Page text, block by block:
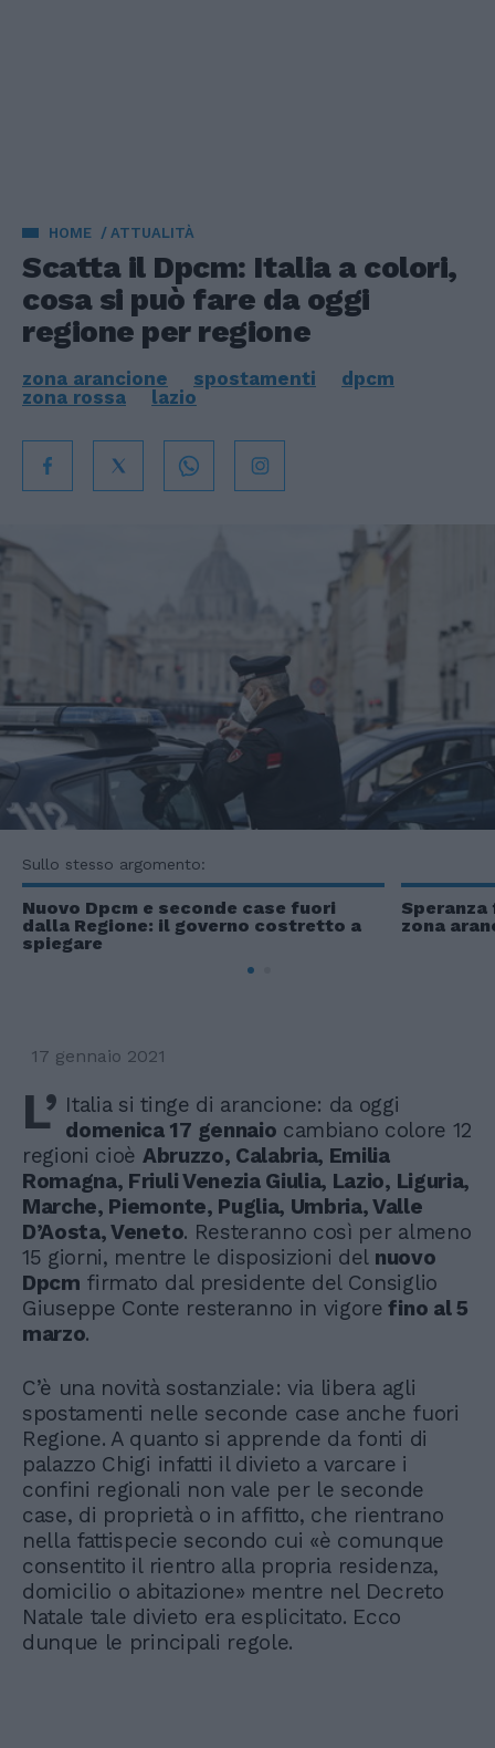
HOME ATTUALITÀ
Scatta il Dpcm: Italia a colori,
cosa si può fare da oggi
regione per regione
zona arancione spostamenti
dpcm
zona rossa
lazio
Sullo stesso argomento:
Nuovo Dpcm e seconde case fuori
dalla Regione: il governo costretto a
spiegare
zona
17 gennaio 2021
L’ Italia si tinge di arancione: da oggi
domenica 17 gennaio cambiano colore 12
regioni cioè Abruzzo, Calabria, Emilia
Romagna, Friuli Venezia Giulia, Lazio, Liguria,
Marche, Piemonte, Puglia, Umbria, Valle
D’Aosta, Veneto. Resteranno così per almeno
15 giorni, mentre le disposizioni del nuovo
Dpcm firmato dal presidente del Consiglio
Giuseppe Conte resteranno in vigore fino al 5
marzo.
C’è una novità sostanziale: via libera agli
spostamenti nelle seconde case anche fuori
Regione. A quanto si apprende da fonti di
palazzo Chigi infatti il divieto a varcare i
confini regionali non vale per le seconde
case, di proprietà o in affitto, che rientrano
nella fattispecie secondo cui «è comunque
consentito il rientro alla propria residenza,
domicilio o abitazione» mentre nel Decreto
Natale tale divieto era esplicitato. Ecco
dunque le principali regole.